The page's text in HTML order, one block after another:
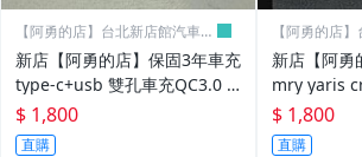
凌志(LEXUS) 燈具類
ALFA / PORSCHE 燈具類
FORD 空力套件
【阿勇的店】台北新店館汽車精
新店【阿勇的店】保固3年車充
type-c+usb 雙孔車充QC3.0 u
sb 60W快充/孔徑26mm/車美
仕正廠件
$ 1,800
直購
【阿勇的店
新店【阿
mry yaris cross 60W 雙孔TYP
E-C車充電
年typec 快充
$ 1,800
直購